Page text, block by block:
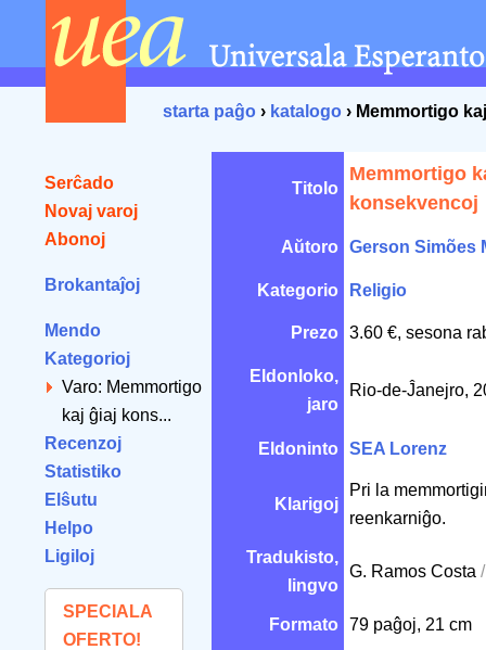
starta paĝo › katalogo › Memmortigo
Serĉado
Novaj varoj
Abonoj
Brokantaĵoj
Mendo
Kategorioj
Varo: Memmortigo
kaj ĝiaj kons...
Recenzoj
Statistiko
Elŝutu
Helpo
Ligiloj
SPECIALA
OFERTO!
Titolo
Memmortigo
konsekvencoj
Aŭtoro Gerson Simões
Kategorio Religio
Prezo 3.60 €, sesona
Eldonloko,
jaro
Rio-de-Ĵanejro,
Eldoninto SEA Lorenz
Klarigoj
Pri la
reenkarniĝo.
Tradukisto,
lingvo
G. Ramos Costa
Formato 79 paĝoj, 21 cm